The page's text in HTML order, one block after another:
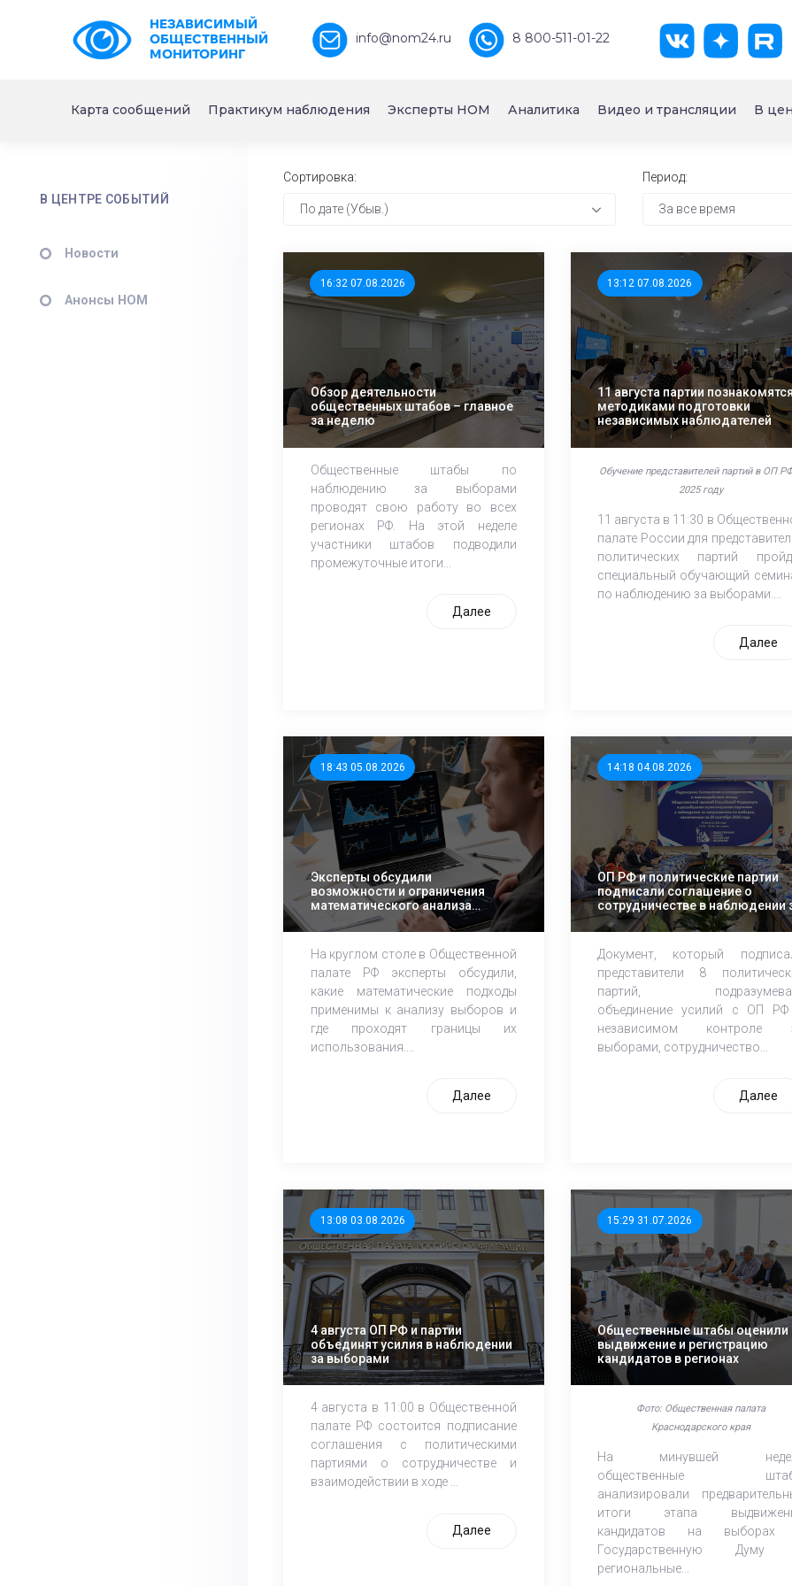
НЕЗАВИСИМЫЙ
ОБЩЕСТВЕННЫЙ
МОНИТОРИНГ
info@nom24.ru 8 800-511-01-22
Карта сообщений Практикум наблюдения Эксперты НОМ Аналитика Видео и трансляции В
В ЦЕНТРЕ СОБЫТИЙ
Новости
Анонсы НОМ
Сортировка:
По дате (Убыв.)
Период:
За все время
16:32 07.08.2026
Обзор деятельности
общественных штабов – главное
за неделю
Общественные штабы по
наблюдению за выборами
проводят свою работу во всех
регионах РФ. На этой неделе
участники штабов подводили
промежуточные итоги...
Далее
13:12 07.08.2026
11 августа партии
методиками подготовки
независимых наблюдателей
Обучение представителей партий в ОП
2025 году
11 августа в 11:30 в
палате России для
политических партий
специальный обучающий
по наблюдению за выборами....
Далее
18:43 05.08.2026
Эксперты обсудили
возможности и ограничения
математического анализа
избирательных кампаний
На круглом столе в Общественной
палате РФ эксперты обсудили,
какие математические подходы
применимы к анализу выборов и
где проходят границы их
использования....
Далее
14:18 04.08.2026
ОП РФ и политические партии
подписали соглашение о
сотрудничестве в наблюдении
выборами в Госдуму РФ
Документ, который
представители 8
партий,
объединение усилий с ОП
независимом контроле
выборами, сотрудничество...
Далее
13:08 03.08.2026
4 августа ОП РФ и партии
объединят усилия в наблюдении
за выборами
4 августа в 11:00 в Общественной
палате РФ состоится подписание
соглашения с политическими
партиями о сотрудничестве и
взаимодействии в ходе ...
Далее
15:29 31.07.2026
Общественные штабы оценили
выдвижение и регистрацию
кандидатов в регионах
Фото: Общественная палата
Краснодарского края
На минувшей
общественные
анализировали
итоги этапа
кандидатов на выборах
Государственную Думу
региональные...